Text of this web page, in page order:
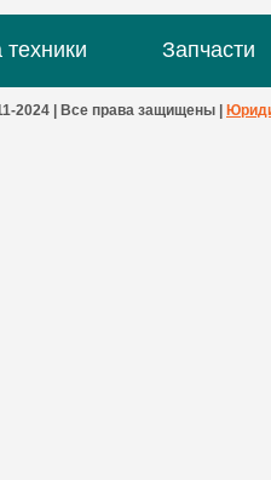
Запчасти
2024 | Все права защищены |